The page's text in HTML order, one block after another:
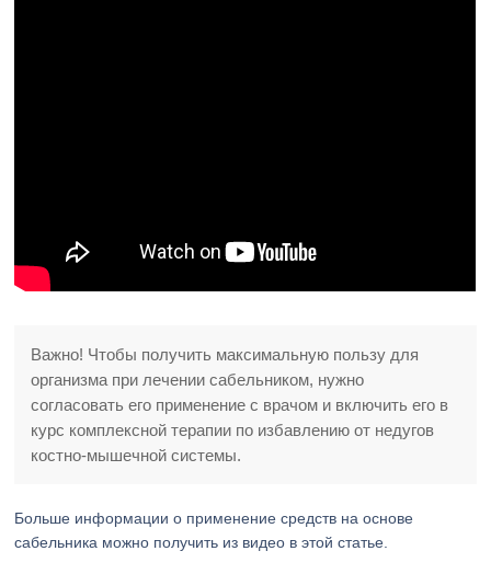
Важно! Чтобы получить максимальную пользу для
организма при лечении сабельником, нужно
согласовать его применение с врачом и включить его в
курс комплексной терапии по избавлению от недугов
костно-мышечной системы.
Больше информации о применение средств на основе
сабельника можно получить из видео в этой статье.